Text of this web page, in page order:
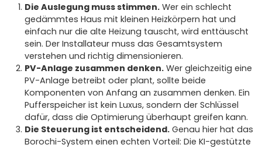
Die Auslegung muss stimmen. Wer ein schlecht
gedämmtes Haus mit kleinen Heizkörpern hat und
einfach nur die alte Heizung tauscht, wird enttäuscht
sein. Der Installateur muss das Gesamtsystem
verstehen und richtig dimensionieren.
PV-Anlage zusammen denken. Wer gleichzeitig eine
PV-Anlage betreibt oder plant, sollte beide
Komponenten von Anfang an zusammen denken. Ein
Pufferspeicher ist kein Luxus, sondern der Schlüssel
dafür, dass die Optimierung überhaupt greifen kann.
Die Steuerung ist entscheidend. Genau hier hat das
Borochi-System einen echten Vorteil: Die KI-gestützte